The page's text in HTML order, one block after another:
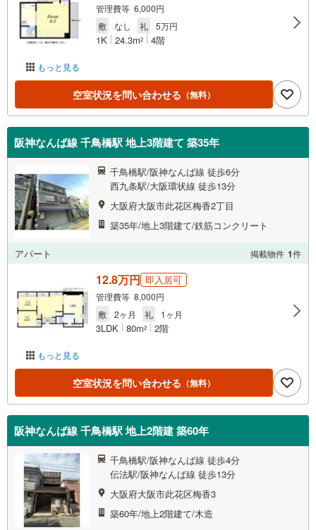
もっと見る
管理費等 6,000円
敷
なし 礼 5万円
1K 24.3m2 4階
空室状況を問い合わせる （無料）
阪神なんば線 千鳥橋駅 地上3階建て 築35年
千鳥橋駅/阪神なんば線 徒歩6分
西九条駅/大阪環状線 徒歩13分
大阪府大阪市此花区梅香2丁目
築35年/地上3階建て/鉄筋コンクリート
アパート 掲載物件 1件
もっと見る
12.8万円 即入居可
管理費等 8,000円
敷
2ヶ月 礼 1ヶ月
3LDK 80m2 2階
空室状況を問い合わせる （無料）
阪神なんば線 千鳥橋駅 地上2階建 築60年
千鳥橋駅/阪神なんば線 徒歩4分
伝法駅/阪神なんば線 徒歩13分
大阪府大阪市此花区梅香3
築60年/地上2階建て/木造